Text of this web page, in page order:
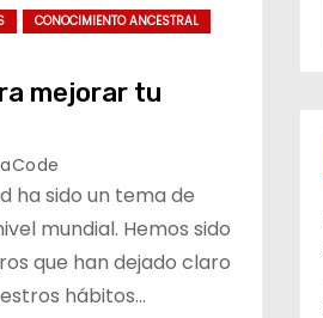
CONOCIMIENTO ANCESTRAL
mejorar tu
ha sido un tema de
mundial. Hemos sido
que han dejado claro
hábitos…